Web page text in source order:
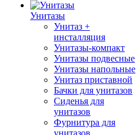
Унитазы
Унитаз +
инсталляция
Унитазы-компакт
Унитазы подвесные
Унитазы напольные
Унитаз приставной
Бачки для унитазов
Сиденья для
унитазов
Фурнитура для
унитазов